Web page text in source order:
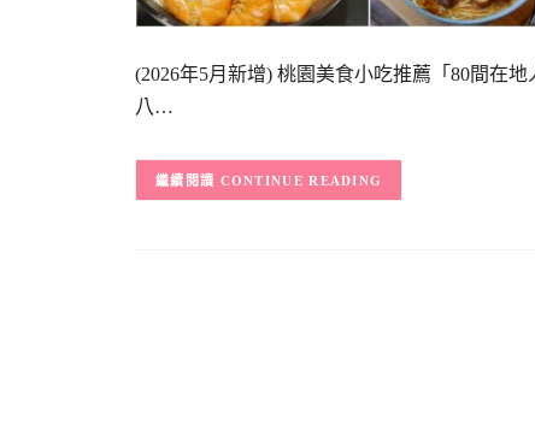
(2026年5月新增) 桃園美食小吃推薦「80間在
八…
CONTINUE READING